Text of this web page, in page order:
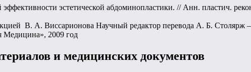
эстетической абдоминопластики. // Анн. пластич.
В. А. Виссарионова Научный редактор перевода А. Б. Столярж
Медицина», 2009 год
и медицинских документов